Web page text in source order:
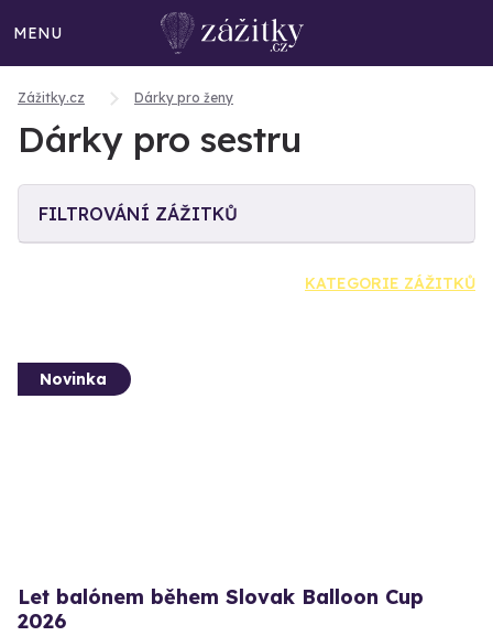
MENU
Zážitky.cz Dárky pro ženy
Dárky pro sestru
FILTROVÁNÍ ZÁŽITKŮ
KATEGORIE ZÁŽITKŮ
Novinka
Let balónem během Slovak Balloon Cup
2026